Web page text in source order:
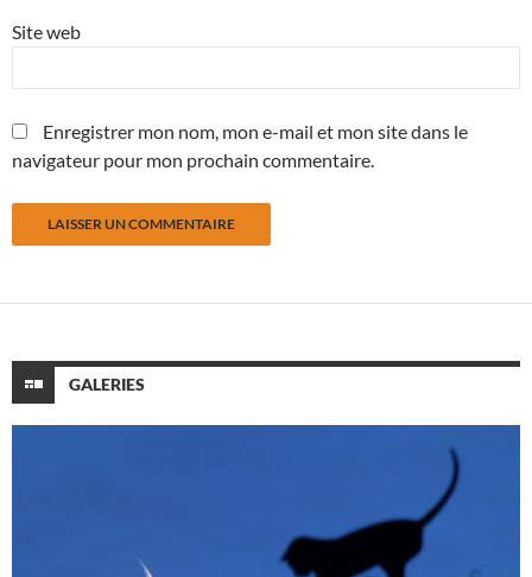
Site web
Enregistrer mon nom, mon e-mail et mon site dans le
navigateur pour mon prochain commentaire.
GALERIES